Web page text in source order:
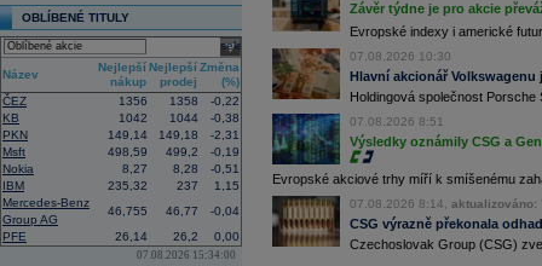
OBLÍBENÉ TITULY
select
Název
Nejlepší
nákup
Nejlepší
prodej
Změna
(%)
ČEZ
1356 1358
-0,22
KB
1042 1044
-0,38
PKN
149,14 149,18
-2,31
Msft
498,59 499,2
-0,19
Nokia
8,27 8,28
-0,51
IBM
235,32 237
1,15
Mercedes-Benz
Group AG
46,755 46,77
-0,04
PFE
26,14 26,2 0,00
07.08.2026 15:34:00
11:43
Novo Nordisk -...
11:27 Jedna z největších světových
procent v novém provozovateli
Nový společný podnik založí s
Bestsport O2 arenu a O2
investiční společnost, PPF dosud
11:16 Porsche SE , která je hlavním
se v pololetí propadla do čisté ztráty
Zároveň automobilkuVolkswagen
konkurenceschopnosti (ČTK)
11:02 Italy's Prysmia ...
10:51 EasyJet-JP Mo......
10:28 BP -HSBCsnižu......
10:13 Ahold Delhaize...
Závěr týdne je pro akcie
Evropské indexy i americké
07.08.2026 10:30
Hlavní akcionář
Holdingová společnost
07.08.2026 8:51
Výsledky oznámily CSG a
Evropské akciové trhy míří k smíšenému
07.08.2026 8:14, aktualizováno:
CSG výrazně překonala
Czechoslovak Group (CSG)